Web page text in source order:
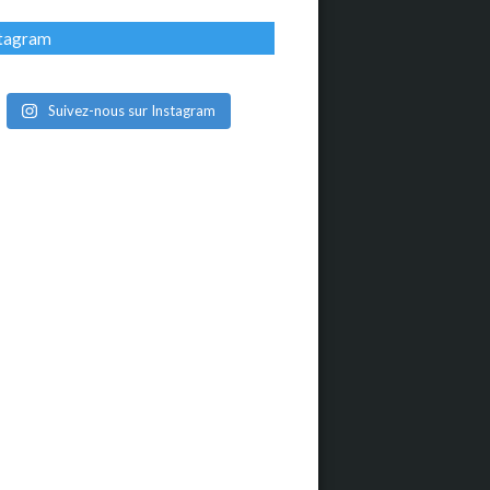
Suivez-nous sur Instagram